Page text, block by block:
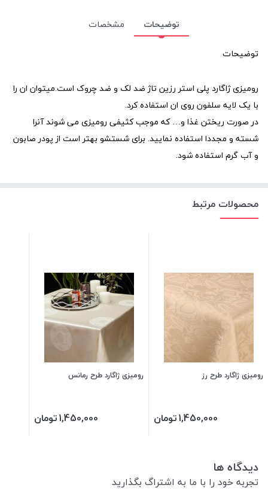
توضیحات
مشخصات
توضیحات
رومیزی ژاگارد پلی استر رزین تاژ ضد لک و ضد چروک است.میتوان ان را
با یک لایه سلفون روی ان استفاده کرد.
در صورت ریختن غذا و… که موجب کثیفی رومیزی می شوند آنرا
شسته و مجددا استفاده نمایید. برای شستشو بهتر است از پودر صابون
و آب گرم استفاده شود.
محصولات مرتبط
رومیزی ژاگارد طرح رز
1,450,000تومان
رومیزی ژاگارد طرح رمانس
1,450,000تومان
دیدگاه ها
تجربه خود را با ما به اشتراگ بگذارید